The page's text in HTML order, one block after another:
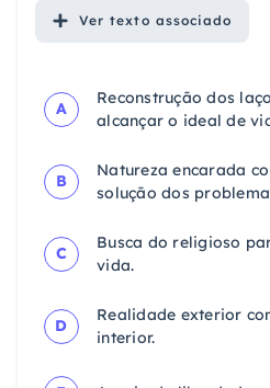
Ver texto associado
A
Reconstrução dos
alcançar o ideal de
B
Natureza encarada
solução dos
C
Busca do religioso
vida.
D
Realidade exterior
interior.